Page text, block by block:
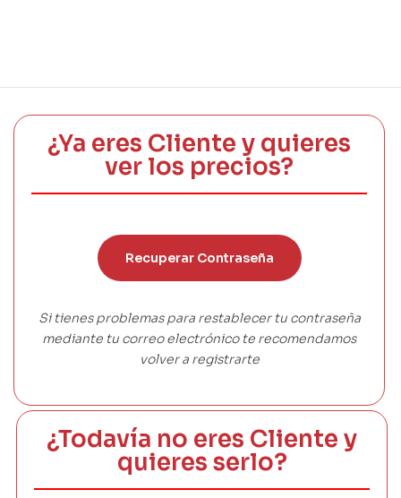
¿Ya eres Cliente y quieres
ver los precios?
Recuperar Contraseña
Si tienes problemas para restablecer tu contraseña
mediante tu correo electrónico te recomendamos
volver a registrarte
¿Todavía no eres Cliente y
quieres serlo?